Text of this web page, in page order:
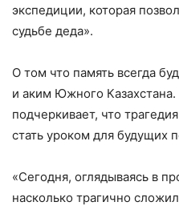
экспедиции, которая
судьбе деда».
О том что память всегда
и аким Южного
подчеркивает, что
стать уроком для будущих
«Сегодня, оглядываясь в
насколько трагично